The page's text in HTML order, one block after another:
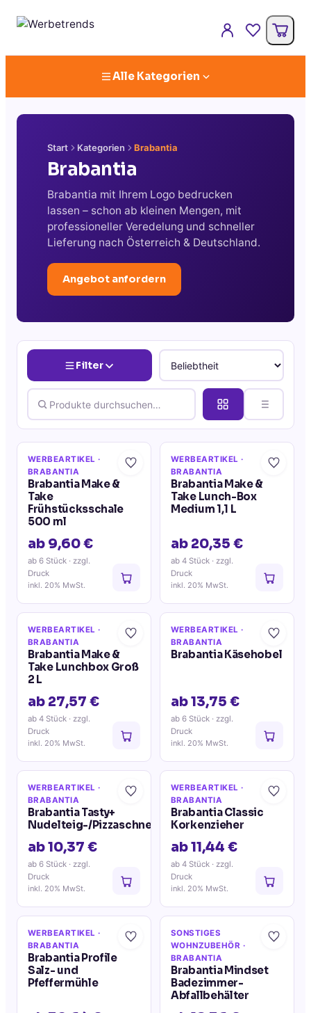
Alle Kategorien
Start Kategorien Brabantia
Brabantia
Brabantia mit Ihrem Logo bedrucken
lassen – schon ab kleinen Mengen, mit
professioneller Veredelung und schneller
Lieferung nach Österreich & Deutschland.
Angebot anfordern
Filter
WERBEARTIKEL ·
BRABANTIA
Brabantia Make &
Take
Frühstücksschale
500 ml
ab 9,60 €
ab 6 Stück · zzgl.
Druck
inkl. 20% MwSt.
WERBEARTIKEL ·
BRABANTIA
Brabantia Make &
Take Lunch-Box
Medium 1,1 L
ab 20,35 €
ab 4 Stück · zzgl.
Druck
inkl. 20% MwSt.
WERBEARTIKEL ·
BRABANTIA
Brabantia Make &
Take Lunchbox Groß
2 L
ab 27,57 €
ab 4 Stück · zzgl.
Druck
inkl. 20% MwSt.
WERBEARTIKEL ·
BRABANTIA
Brabantia Käsehobel
ab 13,75 €
ab 6 Stück · zzgl.
Druck
inkl. 20% MwSt.
WERBEARTIKEL ·
BRABANTIA
Brabantia Tasty+
Nudelteig-/Pizzaschneider
ab 10,37 €
ab 6 Stück · zzgl.
Druck
inkl. 20% MwSt.
WERBEARTIKEL ·
BRABANTIA
Brabantia Classic
Korkenzieher
ab 11,44 €
ab 4 Stück · zzgl.
Druck
inkl. 20% MwSt.
WERBEARTIKEL ·
BRABANTIA
Brabantia Profile
Salz- und
Pfeffermühle
SONSTIGES
WOHNZUBEHÖR ·
BRABANTIA
Brabantia Mindset
Badezimmer-
Abfallbehälter